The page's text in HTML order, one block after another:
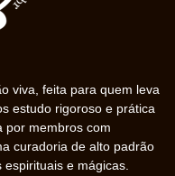
viva, feita para quem leva
estudo rigoroso e prática
por membros com
curadoria de alto padrão
e mágicas.